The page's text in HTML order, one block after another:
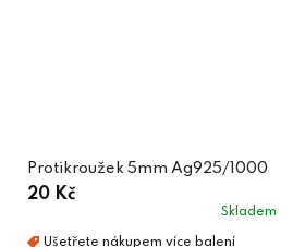
Protikroužek 5mm Ag925/1000
20 Kč
Skladem